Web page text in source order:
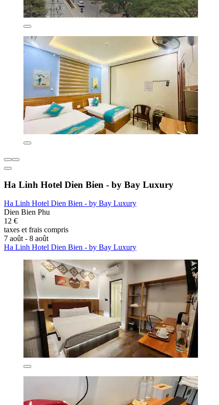
Ha Linh Hotel Dien Bien - by Bay Luxury
Ha Linh Hotel Dien Bien - by Bay Luxury
Dien Bien Phu
12 €
taxes et frais compris
7 août - 8 août
Ha Linh Hotel Dien Bien - by Bay Luxury